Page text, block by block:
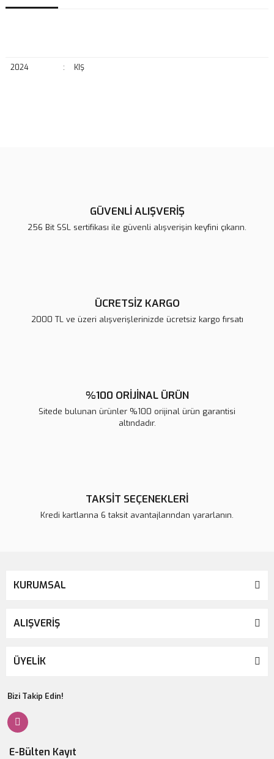
2024 : KIŞ
Ürün açıklamasında eksik bilgiler bulunuyor.
GÜVENLİ ALIŞVERİŞ
256 Bit SSL sertifikası ile güvenli alışverişin keyfini çıkarın.
ÜCRETSİZ KARGO
2000 TL ve üzeri alışverişlerinizde ücretsiz kargo fırsatı
%100 ORİJİNAL ÜRÜN
Sitede bulunan ürünler %100 orijinal ürün garantisi
altındadır.
TAKSİT SEÇENEKLERİ
Kredi kartlarına 6 taksit avantajlarından yararlanın.
KURUMSAL
ALIŞVERİŞ
ÜYELİK
Bizi Takip Edin!
E-Bülten Kayıt